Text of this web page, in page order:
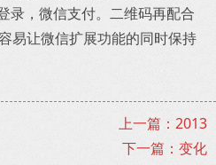
录，微信支付。二维码再配合
易让微信扩展功能的同时保持
上一篇：2013
下一篇：变化